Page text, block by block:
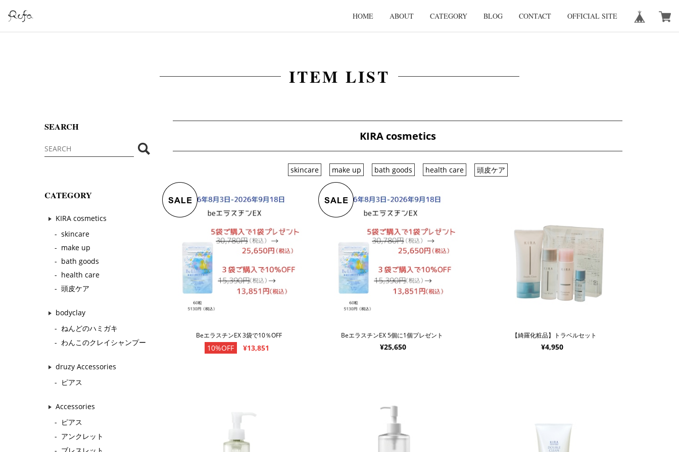
HOME ABOUT CATEGORY BLOG CONTACT OFFICIAL SITE
ITEM LIST
SEARCH
CATEGORY
KIRA cosmetics
skincare
make up
bath goods
health care
頭皮ケア
bodyclay
ねんどのハミガキ
わんこのクレイシャンプー
druzy Accessories
ピアス
Accessories
ピアス
アンクレット
KIRA cosmetics
skincare make up bath goods health care 頭皮ケア
BeエラスチンEX 3袋で10％OFF
10%OFF ¥13,851
BeエラスチンEX 5個に1個プレゼント
¥25,650
【綺羅化粧品】トラベルセット
¥4,950